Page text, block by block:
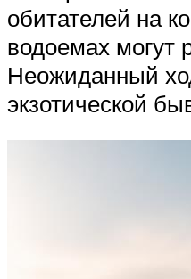
обитателей на
водоемах могут
Неожиданный
экзотической